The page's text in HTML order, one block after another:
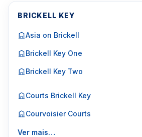
BRICKELL KEY
Asia on Brickell
Brickell Key One
Brickell Key Two
Courts Brickell Key
Courvoisier Courts
Ver mais…